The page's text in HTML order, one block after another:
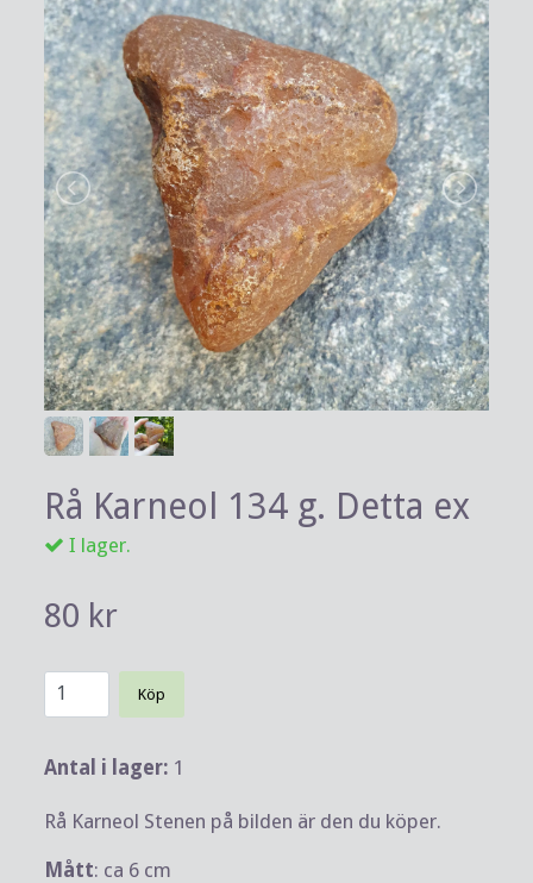
Rå Karneol 134 g. Detta ex
I lager.
80 kr
Köp
Antal i lager: 1
Rå Karneol Stenen på bilden är den du köper.
Mått: ca 6 cm